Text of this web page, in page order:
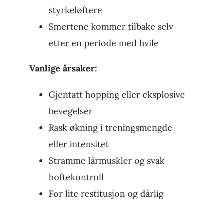
styrkeløftere
Smertene kommer tilbake selv
etter en periode med hvile
Vanlige årsaker:
Gjentatt hopping eller eksplosive
bevegelser
Rask økning i treningsmengde
eller intensitet
Stramme lårmuskler og svak
hoftekontroll
For lite restitusjon og dårlig